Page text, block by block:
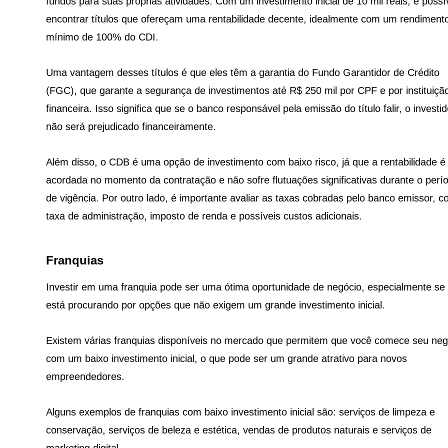
encontrar títulos que ofereçam uma rentabilidade decente, idealmente com um
mínimo de 100% do CDI.
Uma vantagem desses títulos é que eles têm a garantia do Fundo Garantidor de Crédito
(FGC), que garante a segurança de investimentos até R$ 250 mil por CPF e por
financeira. Isso significa que se o banco responsável pela emissão do título falir, o
não será prejudicado financeiramente.
Além disso, o CDB é uma opção de investimento com baixo risco, já que a rentabilidade é
acordada no momento da contratação e não sofre flutuações significativas durante o
de vigência. Por outro lado, é importante avaliar as taxas cobradas pelo banco emissor,
taxa de administração, imposto de renda e possíveis custos adicionais.
Franquias
Investir em uma franquia pode ser uma ótima oportunidade de negócio, especialmente se
está procurando por opções que não exigem um grande investimento inicial.
Existem várias franquias disponíveis no mercado que permitem que você comece seu
com um baixo investimento inicial, o que pode ser um grande atrativo para novos
empreendedores.
Alguns exemplos de franquias com baixo investimento inicial são: serviços de limpeza e
conservação, serviços de beleza e estética, vendas de produtos naturais e serviços de